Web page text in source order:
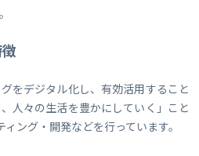
をデジタル化し、有効活用すること
人々の生活を豊かにしていく」こと
ング・開発などを行っています。